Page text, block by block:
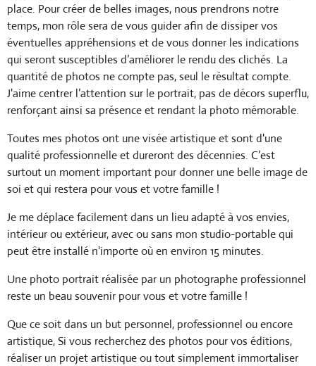
place. Pour créer de belles images, nous prendrons notre
temps, mon rôle sera de vous guider afin de dissiper vos
éventuelles appréhensions et de vous donner les indications
qui seront susceptibles d’améliorer le rendu des clichés. La
quantité de photos ne compte pas, seul le résultat compte.
J'aime centrer l’attention sur le portrait, pas de décors superflu,
renforçant ainsi sa présence et rendant la photo mémorable.
Toutes mes photos ont une visée artistique et sont d'une
qualité professionnelle et dureront des décennies. C’est
surtout un moment important pour donner une belle image de
soi et qui restera pour vous et votre famille !
Je me déplace facilement dans un lieu adapté à vos envies,
intérieur ou extérieur, avec ou sans mon studio-portable qui
peut être installé n'importe où en environ 15 minutes.
Une photo portrait réalisée par un photographe professionnel
reste un beau souvenir pour vous et votre famille !
Que ce soit dans un but personnel, professionnel ou encore
artistique, Si vous recherchez des photos pour vos éditions,
réaliser un projet artistique ou tout simplement immortaliser